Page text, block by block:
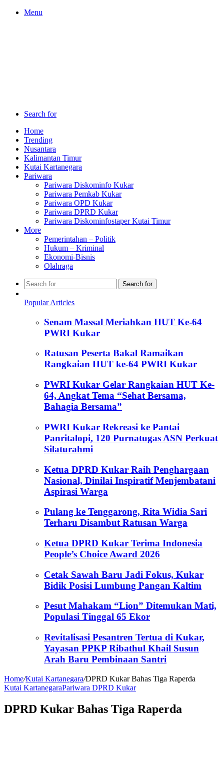
Menu
Search for
Home
Trending
Nusantara
Kalimantan Timur
Kutai Kartanegara
Pariwara
Pariwara Diskominfo Kukar
Pariwara Pemkab Kukar
Pariwara OPD Kukar
Pariwara DPRD Kukar
Pariwara Diskominfostaper Kutai Timur
More
Pemerintahan – Politik
Hukum – Kriminal
Ekonomi-Bisnis
Olahraga
Search for
Popular Articles
Senam Massal Meriahkan HUT Ke-64
PWRI Kukar
Ratusan Peserta Bakal Ramaikan
Rangkaian HUT ke-64 PWRI Kukar
PWRI Kukar Gelar Rangkaian HUT Ke-
64, Angkat Tema “Sehat Bersama,
Bahagia Bersama”
PWRI Kukar Rekreasi ke Pantai
Panritalopi, 120 Purnatugas ASN Perkuat
Silaturahmi
Ketua DPRD Kukar Raih Penghargaan
Nasional, Dinilai Inspiratif Menjembatani
Aspirasi Warga
Pulang ke Tenggarong, Rita Widia Sari
Terharu Disambut Ratusan Warga
Ketua DPRD Kukar Terima Indonesia
People’s Choice Award 2026
Cetak Sawah Baru Jadi Fokus, Kukar
Bidik Posisi Lumbung Pangan Kaltim
Pesut Mahakam “Lion” Ditemukan Mati,
Populasi Tinggal 65 Ekor
Revitalisasi Pesantren Tertua di Kukar,
Yayasan PPKP Ribathul Khail Susun
Arah Baru Pembinaan Santri
Home/Kutai Kartanegara/DPRD Kukar Bahas Tiga Raperda
Kutai KartanegaraPariwara DPRD Kukar
DPRD Kukar Bahas Tiga Raperda